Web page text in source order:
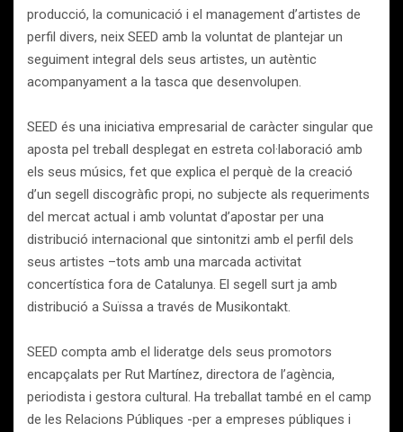
producció, la comunicació i el management d’artistes de
perfil divers, neix SEED amb la voluntat de plantejar un
seguiment integral dels seus artistes, un autèntic
acompanyament a la tasca que desenvolupen.
SEED és una iniciativa empresarial de caràcter singular que
aposta pel treball desplegat en estreta col·laboració amb
els seus músics, fet que explica el perquè de la creació
d’un segell discogràfic propi, no subjecte als requeriments
del mercat actual i amb voluntat d’apostar per una
distribució internacional que sintonitzi amb el perfil dels
seus artistes –tots amb una marcada activitat
concertística fora de Catalunya. El segell surt ja amb
distribució a Suïssa a través de Musikontakt.
SEED compta amb el lideratge dels seus promotors
encapçalats per Rut Martínez, directora de l’agència,
periodista i gestora cultural. Ha treballat també en el camp
de les Relacions Públiques -per a empreses públiques i